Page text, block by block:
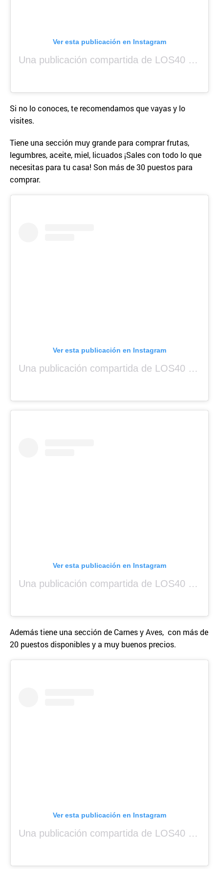
Ver esta publicación en Instagram
Una publicación compartida de LOS40 Panamá 🇵🇦 🎙️🎶 (@los40panama)
Si no lo conoces, te recomendamos que vayas y lo
visites.
Tiene una sección muy grande para comprar frutas,
legumbres, aceite, miel, licuados ¡Sales con todo lo que
necesitas para tu casa! Son más de 30 puestos para
comprar.
Ver esta publicación en Instagram
Una publicación compartida de LOS40 Panamá 🇵🇦 🎙️🎶 (@los40panama)
Ver esta publicación en Instagram
Una publicación compartida de LOS40 Panamá 🇵🇦 🎙️🎶 (@los40panama)
Además tiene una sección de Carnes y Aves, con más de
20 puestos disponibles y a muy buenos precios.
Ver esta publicación en Instagram
Una publicación compartida de LOS40 Panamá 🇵🇦 🎙️🎶 (@los40panama)